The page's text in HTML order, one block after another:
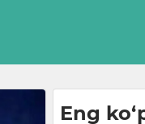
Eng